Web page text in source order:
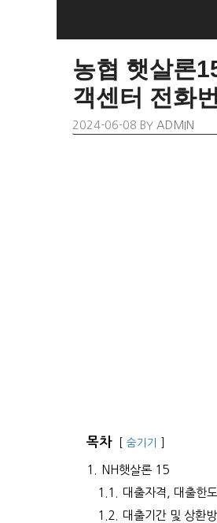
농협 햇살론
객센터 전화
2024-06-08 BY ADMIN
목차 숨기기
1.
NH햇살론 15
1.1.
대출자격, 대출한도
1.2.
대출기간 및 상환